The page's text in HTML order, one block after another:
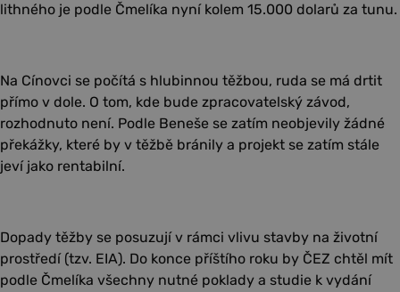
lithného je podle Čmelíka nyní kolem 15.000 dolarů za tunu.
Na Cínovci se počítá s hlubinnou těžbou, ruda se má drtit
přímo v dole. O tom, kde bude zpracovatelský závod,
rozhodnuto není. Podle Beneše se zatím neobjevily žádné
překážky, které by v těžbě bránily a projekt se zatím stále
jeví jako rentabilní.
Dopady těžby se posuzují v rámci vlivu stavby na životní
prostředí (tzv. EIA). Do konce příštího roku by ČEZ chtěl mít
podle Čmelíka všechny nutné poklady a studie k vydání